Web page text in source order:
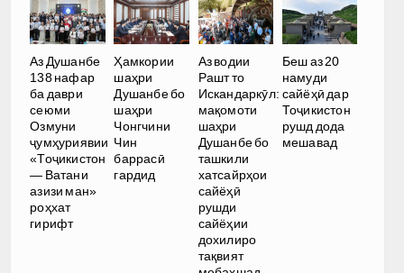
Аз Душанбе
138 нафар
ба даври
сеюми
Озмуни
ҷумҳуриявии
«Тоҷикистон
— Ватани
азизи ман»
роҳхат
гирифт
Ҳамкории
шаҳри
Душанбе бо
шаҳри
Чонгчини
Чин
баррасӣ
гардид
Аз водии
Рашт то
Искандаркӯл:
мақомоти
шаҳри
Душанбе бо
ташкили
хатсайрҳои
сайёҳӣ
рушди
сайёҳии
дохилиро
тақвият
Беш аз 20
намуди
сайёҳӣ дар
Тоҷикистон
рушд дода
мешавад